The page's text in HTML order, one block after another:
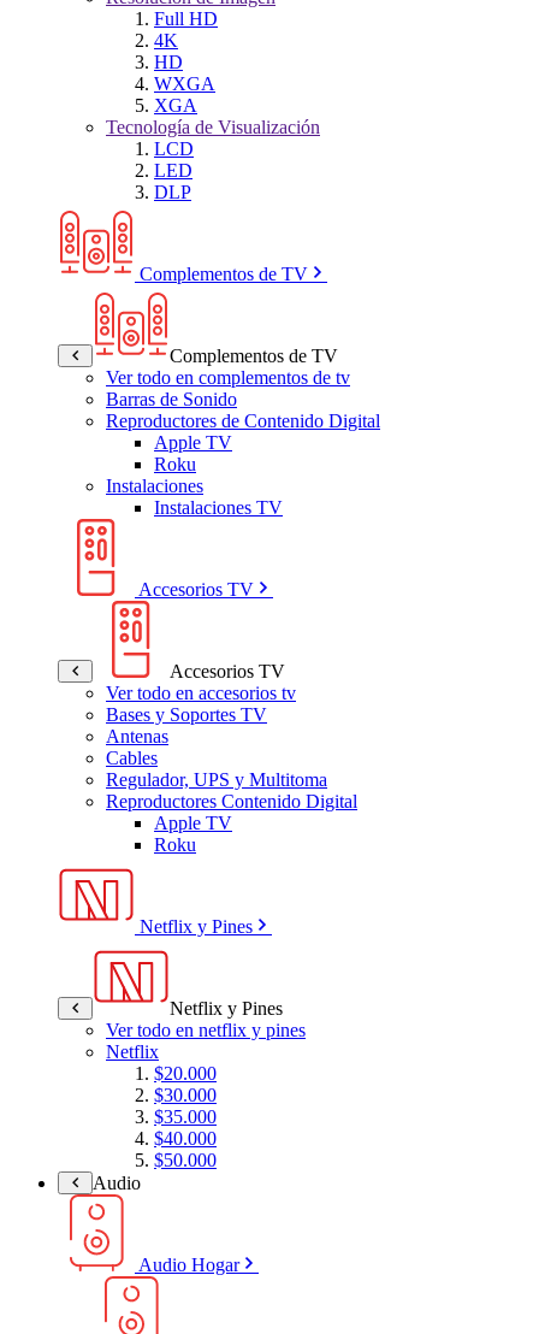
Full HD
4K
HD
WXGA
XGA
Tecnología de Visualización
LCD
LED
DLP
Complementos de TV
Complementos de TV
Ver todo en complementos de tv
Barras de Sonido
Reproductores de Contenido Digital
Apple TV
Roku
Instalaciones
Instalaciones TV
Accesorios TV
Accesorios TV
Ver todo en accesorios tv
Bases y Soportes TV
Antenas
Cables
Regulador, UPS y Multitoma
Reproductores Contenido Digital
Apple TV
Roku
Netflix y Pines
Netflix y Pines
Ver todo en netflix y pines
Netflix
$20.000
$30.000
$35.000
$40.000
$50.000
Audio
Audio Hogar